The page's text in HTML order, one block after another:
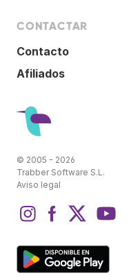
CONTACTAR
Contacto
Afiliados
© 2005 - 2026
Trabber Software S.L.
Aviso legal